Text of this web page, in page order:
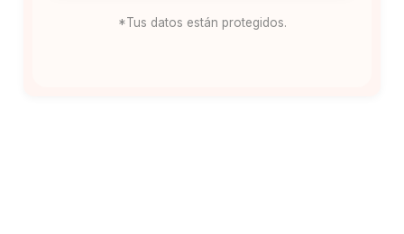
*Tus datos están protegidos.